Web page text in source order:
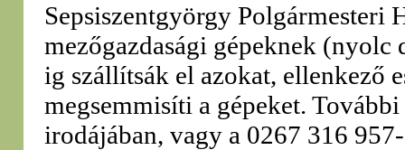
Sepsiszentgyörgy Polgármesteri
mezőgazdasági gépeknek
ig szállítsák el azokat, ellenkező
megsemmisíti a gépeket.
irodájában, vagy a 0267 316